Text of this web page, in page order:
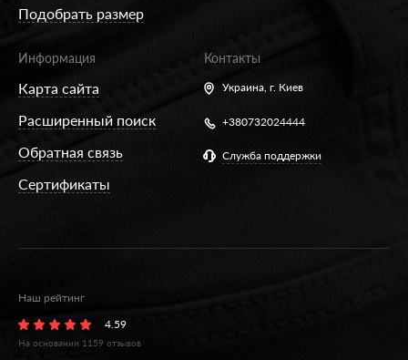
Подобрать размер
Информация
Карта сайта
Расширенный поиск
Обратная связь
Сертификаты
Контакты
Украина, г. Киев
+380732024444
Служба поддержки
Наш рейтинг
4.59
На основании 1159 отзывов